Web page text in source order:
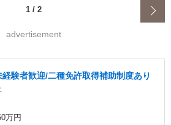
1 / 2
advertisement
験者歓迎/二種免許取得補助制度あり
万円